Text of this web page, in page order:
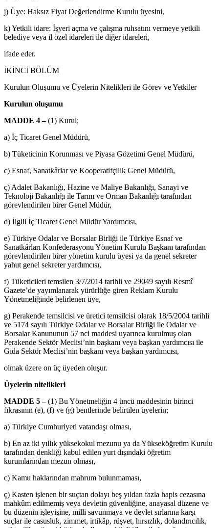
j) Üye: Haksız Fiyat Değerlendirme Kurulu üyesini,
k) Yetkili idare: İşyeri açma ve çalışma ruhsatını vermeye yetkili
belediye veya il özel idareleri ile diğer idareleri,
ifade eder.
İKİNCİ BÖLÜM
Kurulun Oluşumu ve Üyelerin Nitelikleri ile Görev ve Yetkiler
Kurulun oluşumu
MADDE 4 –(1) Kurul;
a) İç Ticaret Genel Müdürü,
b) Tüketicinin Korunması ve Piyasa Gözetimi Genel Müdürü,
c) Esnaf, Sanatkârlar ve Kooperatifçilik Genel Müdürü,
ç) Adalet Bakanlığı, Hazine ve Maliye Bakanlığı, Sanayi ve
Teknoloji Bakanlığı ile Tarım ve Orman Bakanlığı tarafından
görevlendirilen birer Genel Müdür,
d) İlgili İç Ticaret Genel Müdür Yardımcısı,
e) Türkiye Odalar ve Borsalar Birliği ile Türkiye Esnaf ve
Sanatkârları Konfederasyonu Yönetim Kurulu Başkanı tarafından
görevlendirilen birer yönetim kurulu üyesi ya da genel sekreter
yahut genel sekreter yardımcısı,
f) Tüketicileri temsilen 3/7/2014 tarihli ve 29049 sayılı Resmî
Gazete’de yayımlanarak yürürlüğe giren Reklam Kurulu
Yönetmeliğinde belirlenen üye,
g) Perakende temsilcisi ve üretici temsilcisi olarak 18/5/2004 tarihli
ve 5174 sayılı Türkiye Odalar ve Borsalar Birliği ile Odalar ve
Borsalar Kanununun 57 nci maddesi uyarınca kurulmuş olan
Perakende Sektör Meclisi’nin başkanı veya başkan yardımcısı ile
Gıda Sektör Meclisi’nin başkanı veya başkan yardımcısı,
olmak üzere on üç üyeden oluşur.
Üyelerin nitelikleri
MADDE 5 –(1) Bu Yönetmeliğin 4 üncü maddesinin birinci
fıkrasının (e), (f) ve (g) bentlerinde belirtilen üyelerin;
a) Türkiye Cumhuriyeti vatandaşı olması,
b) En az iki yıllık yüksekokul mezunu ya da Yükseköğretim Kurulu
tarafından denkliği kabul edilen yurt dışındaki öğretim
kurumlarından mezun olması,
c) Kamu haklarından mahrum bulunmaması,
ç) Kasten işlenen bir suçtan dolayı beş yıldan fazla hapis cezasına
mahkûm edilmemiş veya devletin güvenliğine, anayasal düzene ve
bu düzenin işleyişine, milli savunmaya ve devlet sırlarına karşı
suçlar ile casusluk, zimmet, irtikâp, rüşvet, hırsızlık, dolandırıcılık,